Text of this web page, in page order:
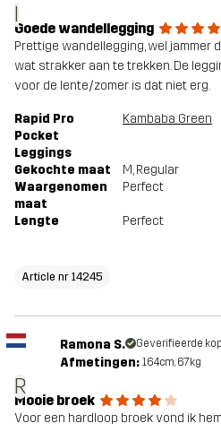
I
Goede wandellegging
Prettige wandellegging, wel jammer
wat strakker aan te trekken. De
voor de lente/zomer is dat niet erg.
Rapid Pro
Pocket
Leggings
Kambaba Green
Gekochte maat M, Regular
Waargenomen
maat
Perfect
Lengte Perfect
Article nr 14245
R
Ramona S. Geverifieerde
Afmetingen: 164cm, 67kg
Mooie broek
Voor een hardloop broek vond ik